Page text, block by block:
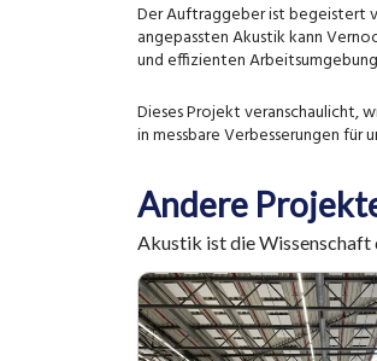
Der Auftraggeber ist begeistert
angepassten Akustik kann
und effizienten
Dieses Projekt veranschaulicht,
in messbare Verbesserungen für
Andere
Akustik ist die Wissenschaft